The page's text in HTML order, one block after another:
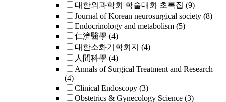
대한외과학회 학술대회 초록집 (9)
Journal of Korean neurosurgical society (8)
Endocrinology and metabolism (5)
仁濟醫學 (4)
대한소화기학회지 (4)
人間科學 (4)
Annals of Surgical Treatment and Research
(4)
Clinical Endoscopy (3)
Obstetrics & Gynecology Science (3)